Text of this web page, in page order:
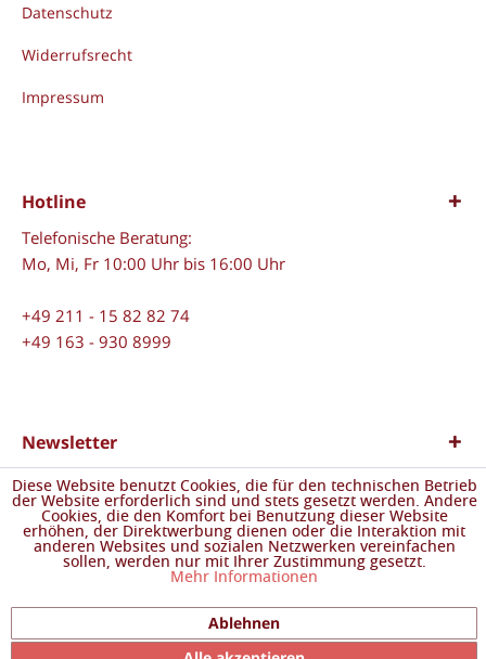
Datenschutz
Widerrufsrecht
Impressum
Hotline
Telefonische Beratung:
Mo, Mi, Fr 10:00 Uhr bis 16:00 Uhr
+49 211 - 15 82 82 74
+49 163 - 930 8999
Newsletter
Abonnieren Sie den kostenlosen Newsletter und verpassen
Sie keine Neuigkeit oder Aktion mehr von Safran
"OnlineShop".
Datenschutzbestimmungen
genommen.
Diese Website benutzt Cookies, die für den technischen Betrieb
der Website erforderlich sind und stets gesetzt werden. Andere
Cookies, die den Komfort bei Benutzung dieser Website
erhöhen, der Direktwerbung dienen oder die Interaktion mit
anderen Websites und sozialen Netzwerken vereinfachen
sollen, werden nur mit Ihrer Zustimmung gesetzt.
Mehr Informationen
Ablehnen